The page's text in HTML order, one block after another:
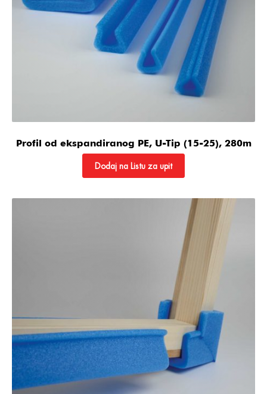
Profil od ekspandiranog PE, U-Tip (15-25), 280m
Dodaj na Listu za upit